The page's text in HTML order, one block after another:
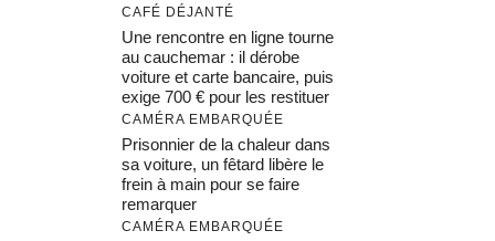
CAFÉ DÉJANTÉ
Une rencontre en ligne tourne
au cauchemar : il dérobe
voiture et carte bancaire, puis
exige 700 € pour les restituer
CAMÉRA EMBARQUÉE
Prisonnier de la chaleur dans
sa voiture, un fêtard libère le
frein à main pour se faire
remarquer
CAMÉRA EMBARQUÉE